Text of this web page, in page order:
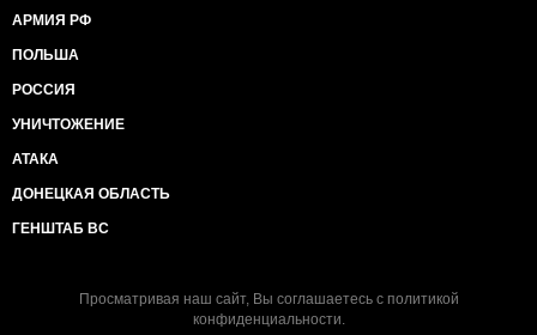
АРМИЯ РФ
ПОЛЬША
РОССИЯ
УНИЧТОЖЕНИЕ
АТАКА
ДОНЕЦКАЯ ОБЛАСТЬ
ГЕНШТАБ ВС
Просматривая наш сайт, Вы соглашаетесь с политикой
конфиденциальности.